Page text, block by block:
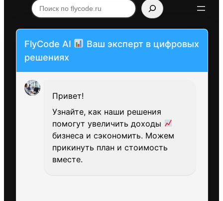
Поиск
по
FlyCode AI
Ваш эксперт в цифровых
решениях
Привет!
Узнайте, как наши решения
помогут увеличить доходы
бизнеса и сэкономить. Можем
прикинуть план и стоимость
вместе.